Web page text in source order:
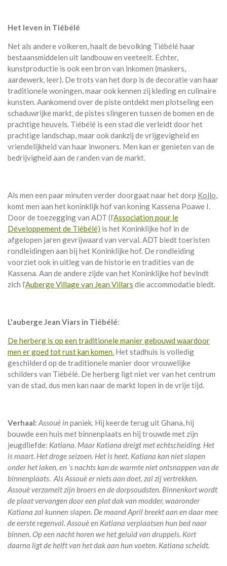
Het leven in Tiébélé
Net als andere volkeren, haalt de bevolking Tiébélé haar
bestaansmiddelen uit landbouw en veeteelt. Echter,
kunstproductie is ook een bron van inkomen (maskers,
aardewerk, leer). De trots van het dorp is de decoratie van haar
traditionele woningen, maar ook kennen zij kleding en culinaire
kunsten. Aankomend over de piste ontdekt men plotseling een
schaduwrijke markt, de pistes slingeren tussen de bomen en de
prachtige heuvels. Tiébélé is een stad die verleidt door het
prachtige landschap, maar ook dankzij de vrijgevigheid en
vriendelijkheid van haar inwoners. Men kan er genieten van de
bedrijvigheid aan de randen van de markt.
Als men een paar minuten verder doorgaat naar het dorp Kollo,
komt men aan het koninklijk hof van koning Kassena Poawe I.
Door de toezegging van ADT (l’Association pour le
Développement de Tiébélé) is het Koninklijke hof in de
afgelopen jaren gevrijwaard van verval. ADT biedt toeristen
rondleidingen aan bij het Koninklijke hof. De rondleiding
voorziet ook in uitleg van de historie en tradities van de
Kassena. Aan de andere zijde van het Koninklijke hof bevindt
zich l’Auberge Village van Jean Villars die accommodatie biedt.
L'auberge Jean Viars in Tiébélé:
De herberg is op een traditionele manier gebouwd waardoor
men er goed tot rust kan komen. Het stadhuis is volledig
geschilderd op de traditionele manier door vrouwelijke
schilders van Tiébélé. De herberg ligt niet ver van het centrum
van de stad, dus men kan naar de markt lopen in de vrije tijd.
Verhaal: Assouè in paniek. Hij keerde terug uit Ghana, hij
bouwde een huis met binnenplaats en hij trouwde met zijn
jeugdliefde: Katiana. Maar Katiana dreigt met echtscheiding. Het
is maart. Het droge seizoen. Het is heet. Katiana kan niet slapen
onder het laken, en ’s nachts kan de warmte niet ontsnappen van de
binnenplaats. Als Assouè er niets aan doet, zal zij vertrekken.
Assouè verzamelt zijn broers en de dorpsoudsten. Binnenkort wordt
de plaat vervangen door een plat dak van modder, waaronder
Katiana zal kunnen slapen. De maand April breekt aan en daar mee
de eerste regenval. Assouè en Katiana verplaatsen hun bed naar
binnen. Op een nacht horen we het geluid van druppels. Kort
daarna ligt de helft van het dak aan hun voeten. Katiana scheidt.